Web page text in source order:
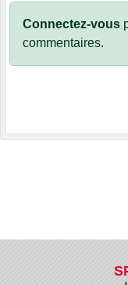
Connectez-vous
commentaires.